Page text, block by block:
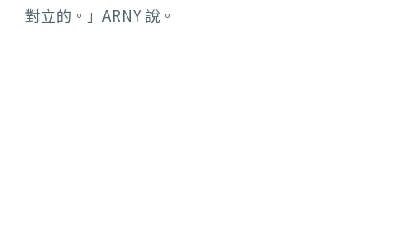
對立的。」ARNY 說。